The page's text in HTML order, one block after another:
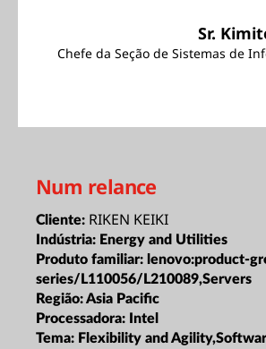
Sr.
Chefe da Seção de Sistemas de
Num relance
Cliente: RIKEN KEIKI
Indústria: Energy and Utilities
Produto familiar: lenovo:product-
series/L110056/L210089,Servers
Região:Asia Pacific
Processadora: Intel
Tema: Flexibility and